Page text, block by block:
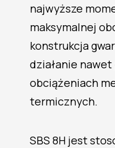
najwyższe
maksymalnej
konstrukcja
działanie
obciążeniach
termicznych.
SBS 8H jest